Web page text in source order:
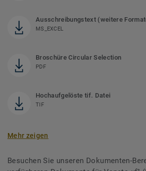
Ausschreibungstext (weitere
MS_EXCEL
Broschüre Circular Selection
PDF
Hochaufgelöste tif. Datei
TIF
Mehr zeigen
Besuchen Sie unseren Dokumenten-